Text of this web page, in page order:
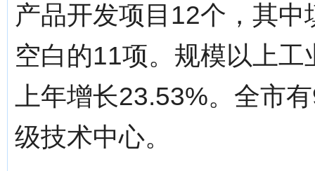
产品开发项目12个，其
空白的11项。规模以上
上年增长23.53%。全市
级技术中心。